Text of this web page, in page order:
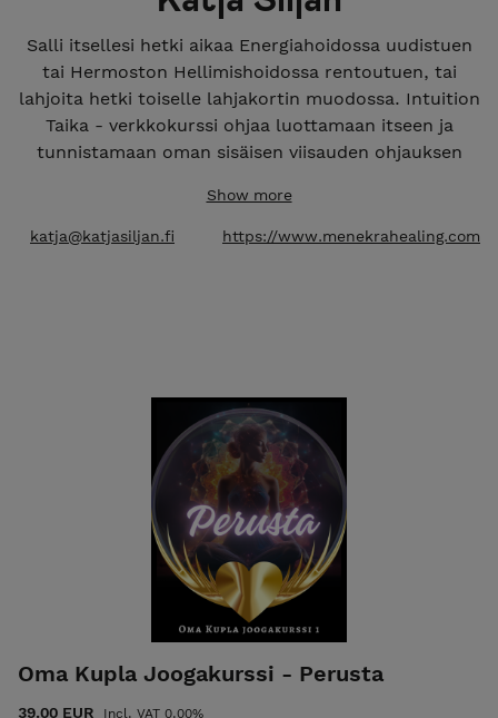
Salli itsellesi hetki aikaa Energiahoidossa uudistuen
tai Hermoston Hellimishoidossa rentoutuen, tai
lahjoita hetki toiselle lahjakortin muodossa. Intuition
Taika - verkkokurssi ohjaa luottamaan itseen ja
tunnistamaan oman sisäisen viisauden ohjauksen
Show more
katja@katjasiljan.fi https://www.menekrahealing.com
Oma Kupla Joogakurssi - Perusta
39.00 EUR Incl. VAT 0.00%